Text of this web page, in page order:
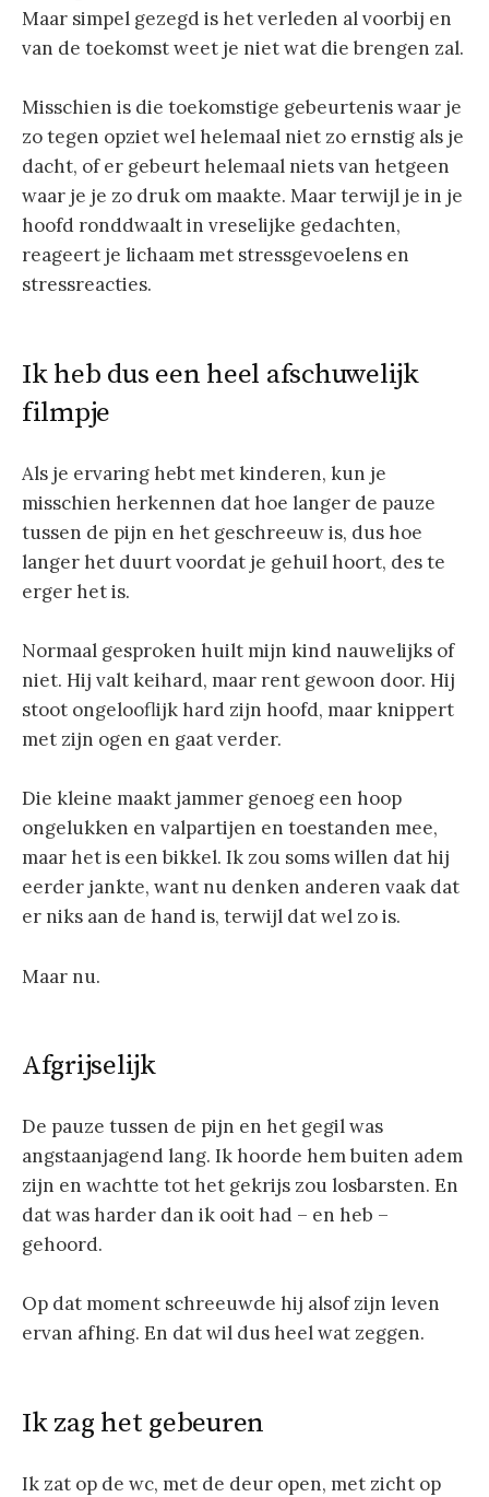
Maar simpel gezegd is het verleden al voorbij en
van de toekomst weet je niet wat die brengen zal.
Misschien is die toekomstige gebeurtenis waar je
zo tegen opziet wel helemaal niet zo ernstig als je
dacht, of er gebeurt helemaal niets van hetgeen
waar je je zo druk om maakte. Maar terwijl je in je
hoofd ronddwaalt in vreselijke gedachten,
reageert je lichaam met stressgevoelens en
stressreacties.
Ik heb dus een heel afschuwelijk
filmpje
Als je ervaring hebt met kinderen, kun je
misschien herkennen dat hoe langer de pauze
tussen de pijn en het geschreeuw is, dus hoe
langer het duurt voordat je gehuil hoort, des te
erger het is.
Normaal gesproken huilt mijn kind nauwelijks of
niet. Hij valt keihard, maar rent gewoon door. Hij
stoot ongelooflijk hard zijn hoofd, maar knippert
met zijn ogen en gaat verder.
Die kleine maakt jammer genoeg een hoop
ongelukken en valpartijen en toestanden mee,
maar het is een bikkel. Ik zou soms willen dat hij
eerder jankte, want nu denken anderen vaak dat
er niks aan de hand is, terwijl dat wel zo is.
Maar nu.
Afgrijselijk
De pauze tussen de pijn en het gegil was
angstaanjagend lang. Ik hoorde hem buiten adem
zijn en wachtte tot het gekrijs zou losbarsten. En
dat was harder dan ik ooit had – en heb –
gehoord.
Op dat moment schreeuwde hij alsof zijn leven
ervan afhing. En dat wil dus heel wat zeggen.
Ik zag het gebeuren
Ik zat op de wc, met de deur open, met zicht op